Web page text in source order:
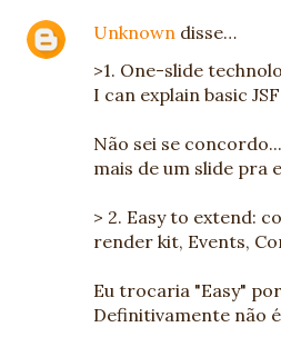
Unknown disse…
>1. One-slide
I can explain basic
Não sei se
mais de um slide pra
> 2. Easy to extend:
render kit, Events,
Eu trocaria "Easy"
Definitivamente não é